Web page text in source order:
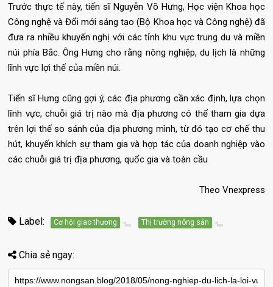
Trước thực tế này, tiến sĩ Nguyễn Võ Hưng, Học viện Khoa học
Công nghệ và Đổi mới sáng tạo (Bộ Khoa học và Công nghệ) đã
đưa ra nhiều khuyến nghị với các tỉnh khu vực trung du và miền
núi phía Bắc. Ông Hưng cho rằng nông nghiệp, du lịch là những
lĩnh vực lợi thế của miền núi.
Tiến sĩ Hưng cũng gợi ý, các địa phương cần xác định, lựa chọn
lĩnh vực, chuỗi giá trị nào mà địa phương có thể tham gia dựa
trên lợi thế so sánh của địa phương mình, từ đó tạo cơ chế thu
hút, khuyến khích sự tham gia và hợp tác của doanh nghiệp vào
các chuỗi giá trị địa phương, quốc gia và toàn cầu
Theo Vnexpress
Label: Cơ hội giao thương Thị trường nông sản
Chia sẻ ngay: